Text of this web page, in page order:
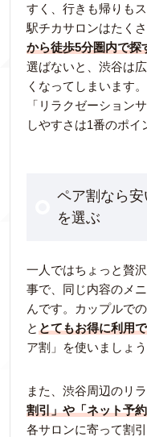
すく、行きも帰りも
駅チカサロンはたくさ
から徒歩5分圏内で探
選ばないと、渋谷は
くなってしまいます。
「リラクゼーション
しやすさは1番のポイ
ペア割なら
を選ぶ
一人ではちょっと贅
事で、同じ内容のメ
んです。カップルで
ととてもお得に利用
ア割」を使いましょう
また、渋谷周辺のリ
割引」や「ネット予
各サロンに寄って割